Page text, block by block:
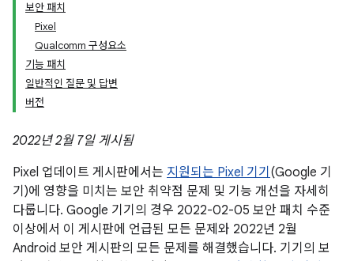
보안 패치
Pixel
Qualcomm 구성요소
기능 패치
일반적인 질문 및 답변
버전
2022년 2월 7일 게시됨
Pixel 업데이트 게시판에서는 지원되는 Pixel 기기 (Google 기
기)에 영향을 미치는 보안 취약점 문제 및 기능 개선을 자세히
다룹니다. Google 기기의 경우 2022-02-05 보안 패치 수준
이상에서 이 게시판에 언급된 모든 문제와 2022년 2월
Android 보안 게시판의 모든 문제를 해결했습니다. 기기의 보